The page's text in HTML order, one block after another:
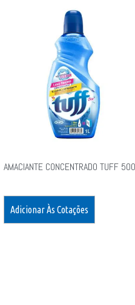
AMACIANTE CONCENTRADO TUFF
Adicionar Às Cotações